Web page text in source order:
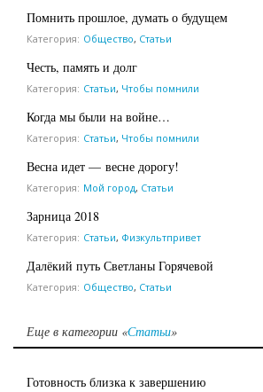
Помнить прошлое, думать о будущем
Категория: Общество, Статьи
Честь, память и долг
Категория: Статьи, Чтобы помнили
Когда мы были на войне…
Категория: Статьи, Чтобы помнили
Весна идет — весне дорогу!
Категория: Мой город, Статьи
Зарница 2018
Категория: Статьи, Физкультпривет
Далёкий путь Светланы Горячевой
Категория: Общество, Статьи
Еще в категории «Статьи»
Готовность близка к завершению